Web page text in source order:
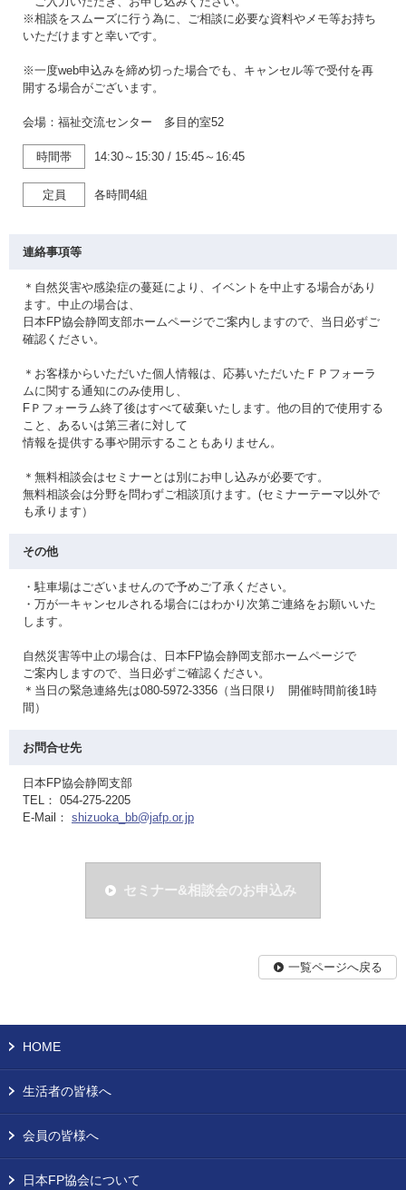
※相談をスムーズに行う為に、ご相談に必要な資料やメモ等お持ち
いただけますと幸いです。
※一度web申込みを締め切った場合でも、キャンセル等で受付を再
開する場合がございます。
会場：福祉交流センター 多目的室52
時間帯 14:30～15:30 / 15:45～16:45
定員 各時間4組
連絡事項等
＊自然災害や感染症の蔓延により、イベントを中止する場合があり
ます。中止の場合は、
日本FP協会静岡支部ホームページでご案内しますので、当日必ずご
確認ください。
＊お客様からいただいた個人情報は、応募いただいたＦＰフォーラ
ムに関する通知にのみ使用し、
FＰフォーラム終了後はすべて破棄いたします。他の目的で使用する
こと、あるいは第三者に対して
情報を提供する事や開示することもありません。
＊無料相談会はセミナーとは別にお申し込みが必要です。
無料相談会は分野を問わずご相談頂けます。(セミナーテーマ以外で
も承ります）
その他
・駐車場はございませんので予めご了承ください。
・万が一キャンセルされる場合にはわかり次第ご連絡をお願いいた
します。
自然災害等中止の場合は、日本FP協会静岡支部ホームページで
ご案内しますので、当日必ずご確認ください。
＊当日の緊急連絡先は080-5972-3356（当日限り 開催時間前後1時
間）
お問合せ先
日本FP協会静岡支部
TEL： 054-275-2205
E-Mail： shizuoka_bb@jafp.or.jp
セミナー&相談会のお申込み
一覧ページへ戻る
HOME
生活者の皆様へ
会員の皆様へ
日本FP協会について